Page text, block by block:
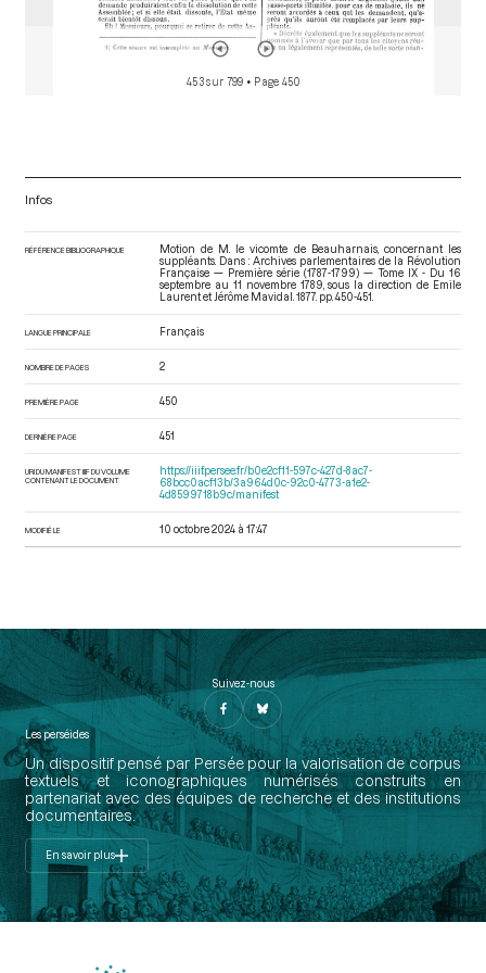
453 sur 799 • Page 450
Infos
RÉFÉRENCE BIBLIOGRAPHIQUE
Motion de M. le vicomte de Beauharnais, concernant les
suppléants. Dans : Archives parlementaires de la Révolution
Française — Première série (1787-1799) — Tome IX - Du 16
septembre au 11 novembre 1789 , sous la direction de Emile
Laurent et Jérôme Mavidal. 1877. pp. 450-451.
LANGUE PRINCIPALE Français
NOMBRE DE PAGES 2
PREMIÈRE PAGE 450
DERNIÈRE PAGE 451
URI DU MANIFEST IIIF DU VOLUME
CONTENANT LE DOCUMENT
https://iiif.persee.fr/b0e2cf11-597c-427d-8ac7-
68bcc0acf13b/3a964d0c-92c0-4773-a1e2-
4d8599718b9c/manifest
MODIFIÉ LE 10 octobre 2024 à 17:47
Suivez-nous
Les perséides
Un dispositif pensé par Persée pour la valorisation de corpus
textuels et iconographiques numérisés construits en
partenariat avec des équipes de recherche et des institutions
documentaires.
En savoir plus